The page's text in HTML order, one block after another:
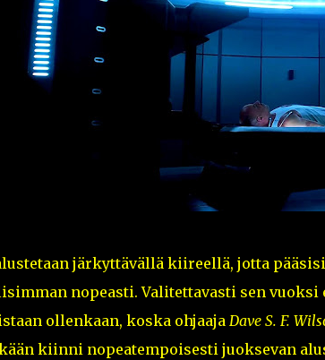
järkyttävällä kiireellä, jotta
nopeasti. Valitettavasti sen
ollenkaan, koska ohjaaja Dave S. F.
kiinni nopeatempoisesti juoksevan